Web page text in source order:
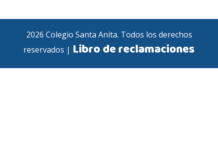
2026 Colegio Santa Anita. Todos los derechos
reservados | Libro de reclamaciones